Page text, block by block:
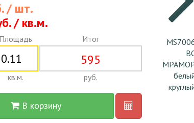
/ шт.
/ кв.м.
Площадь
кв.м.
Итог
595
руб.
В корзину